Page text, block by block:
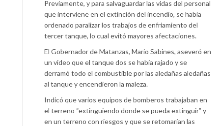
Previamente, y para salvaguardar las vidas del personal
que interviene en el extinción del incendio, se había
ordenado paralizar los trabajos de enfriamiento del
tercer tanque, lo cual evitó mayores afectaciones.
El Gobernador de Matanzas, Mario Sabines, aseveró en
un video que el tanque dos se había rajado y se
derramó todo el combustible por las aledañas aledañas
al tanque y encendieron la maleza.
Indicó que varios equipos de bomberos trabajaban en
el terreno “extinguiendo donde se pueda extinguir” y
en un terreno con riesgos y que se retomarían las